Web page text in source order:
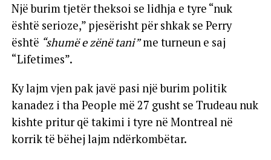
Një burim tjetër theksoi se lidhja e tyre “nuk
është serioze,” pjesërisht për shkak se Perry
është “shumë e zënë tani”me turneun e saj
“Lifetimes”.
Ky lajm vjen pak javë pasi një burim politik
kanadez i tha People më 27 gusht se Trudeau nuk
kishte pritur që takimi i tyre në Montreal në
korrik të bëhej lajm ndërkombëtar.